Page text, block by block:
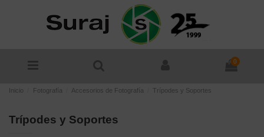
0
Inicio Fotografía Accesorios de Fotografía Trípodes y Soportes
Trípodes y Soportes